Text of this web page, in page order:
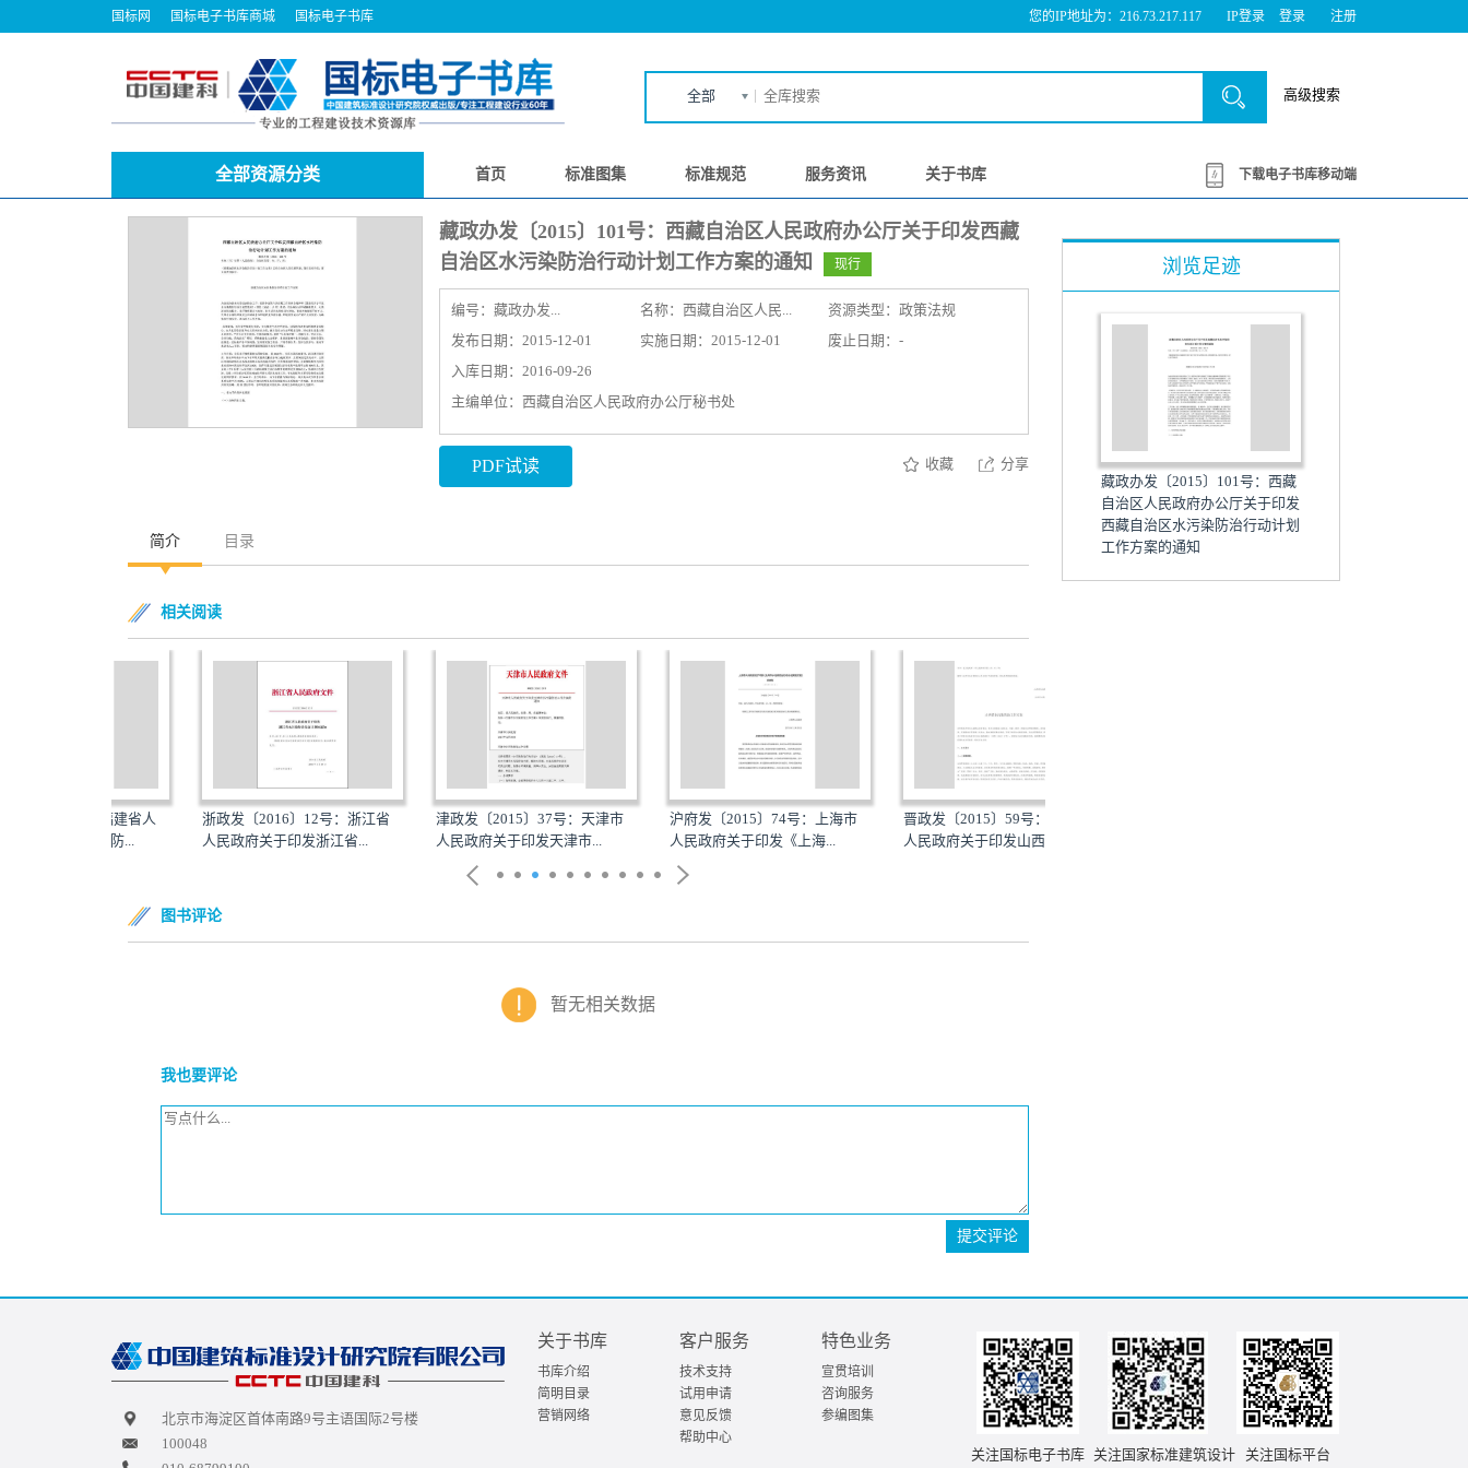
国标网 国标电子书库商城 国标电子书库 您的IP地址为：216.73.217.117 IP登录 登录 注册
全部 高级搜索
全部资源分类 首页 标准图集 标准规范 服务资讯 关于书库 下载电子书库移动端
藏政办发〔2015〕101号：西藏自治区人民政府办公厅关于印发西藏
自治区水污染防治行动计划工作方案的通知
现行
编号： 藏政办发... 名称： 西藏自治区人民...
资源类型：政策法规
发布日期：2015-12-01
实施日期：2015-12-01
废止日期：-
入库日期：2016-09-26
主编单位：西藏自治区人民政府办公厅秘书处
PDF试读 收藏 分享
简介 目录
相关阅读
浙政发〔2016〕12号：浙江省
人民政府关于印发浙江省...
津政发〔2015〕37号：天津市
人民政府关于印发天津市...
沪府发〔2015〕74号：上海市
人民政府关于印发《上海...
晋政发〔2015〕59号：山西省
人民政府关于印发山西省...
图书评论
暂无相关数据
我也要评论
提交评论
浏览足迹
藏政办发〔2015〕101号：西藏
自治区人民政府办公厅关于印发
西藏自治区水污染防治行动计划
工作方案的通知
北京市海淀区首体南路9号主语国际2号楼
100048
关于书库
书库介绍
简明目录
营销网络
客户服务
技术支持
试用申请
意见反馈
帮助中心
特色业务
宣贯培训
咨询服务
参编图集
关注国标电子书库 关注国家标准建筑设计 关注国标平台